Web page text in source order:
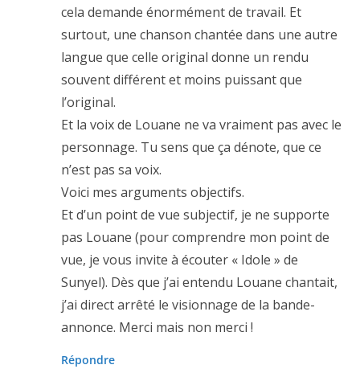
cela demande énormément de travail. Et
surtout, une chanson chantée dans une autre
langue que celle original donne un rendu
souvent différent et moins puissant que
l’original.
Et la voix de Louane ne va vraiment pas avec le
personnage. Tu sens que ça dénote, que ce
n’est pas sa voix.
Voici mes arguments objectifs.
Et d’un point de vue subjectif, je ne supporte
pas Louane (pour comprendre mon point de
vue, je vous invite à écouter « Idole » de
Sunyel). Dès que j’ai entendu Louane chantait,
j’ai direct arrêté le visionnage de la bande-
annonce. Merci mais non merci !
Répondre